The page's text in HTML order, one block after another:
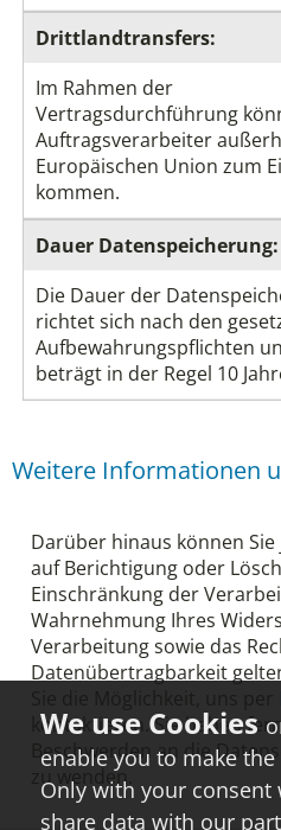
Drittlandtransfers:
Im Rahmen der
Vertragsdurchführung
Auftragsverarbeiter
Europäischen Union zum
kommen.
Dauer Datenspeicherung:
Die Dauer der
richtet sich nach den
Aufbewahrungspflichten
beträgt in der Regel 10
Weitere Informationen
Darüber hinaus können
auf Berichtigung oder
Einschränkung der
Wahrnehmung Ihres
Verarbeitung sowie das
Datenübertragbarkeit
kontaktieren. Sie haben
Beschwerden an die
zu wenden.
enable you to make
Only with your consent
share data with our